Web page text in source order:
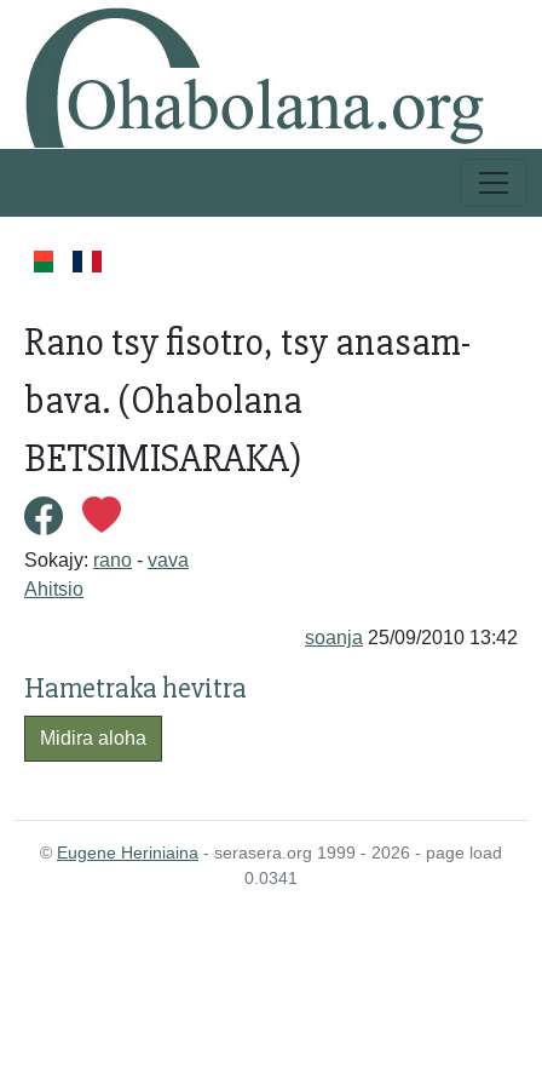
Rano tsy fisotro, tsy anasam-
bava. (Ohabolana
BETSIMISARAKA)
Sokajy: rano - vava
Ahitsio
soanja 25/09/2010 13:42
Hametraka hevitra
Midira aloha
© Eugene Heriniaina - serasera.org 1999 - 2026 - page load
0.0341